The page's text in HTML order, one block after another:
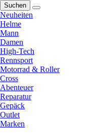
Suchen
Neuheiten
Helme
Mann
Damen
High-Tech
Rennsport
Motorrad & Roller
Cross
Abenteuer
Reparatur
Gepäck
Outlet
Marken